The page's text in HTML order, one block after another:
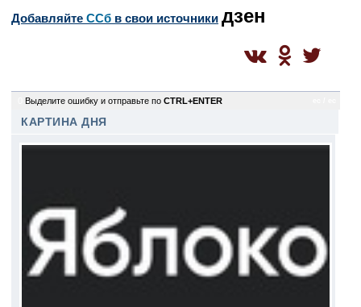
Добавляйте CСб в свои источники дзен
Выделите ошибку и отправьте по CTRL+ENTER
КАРТИНА ДНЯ